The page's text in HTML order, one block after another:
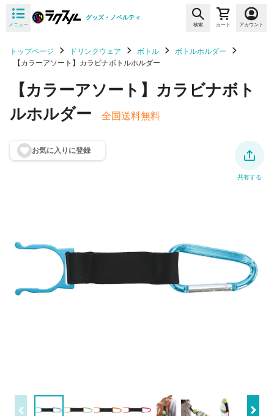
メニュー
グッズ・ノベルティ
検索 カート アカウント
トップページ ドリンクウェア ボトル
ボトルホルダー
【カラーアソート】カラビナボトルホルダー
【カラーアソート】カラビナボト
ルホルダー
全国送料無料
お気に入りに登録
共有する